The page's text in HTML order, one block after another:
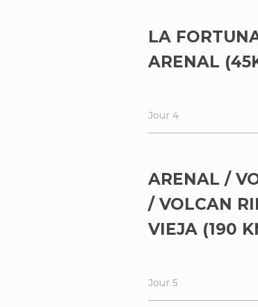
LA
ARENAL
Jour 4
ARENAL /
/ VOLCAN
VIEJA (190
Jour 5